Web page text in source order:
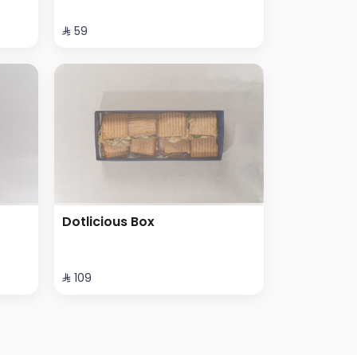
⁨⁦‪‬ 59⁩
Dotlicious Box
⁨⁦‪‬ 109⁩